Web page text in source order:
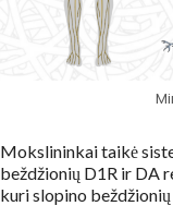
Mokslininkai taikė
beždžionių D1R ir DA
kuri slopino beždžionių